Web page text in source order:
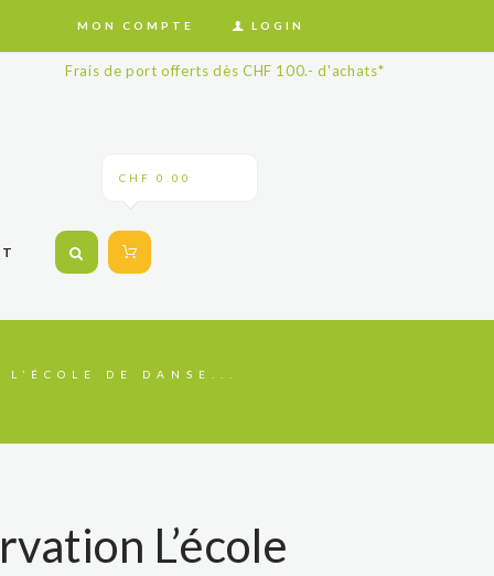
MON COMPTE LOGIN
Frais de port offerts dès CHF 100.- d'achats*
CHF 0.00
L’ÉCOLE DE DANSE...
L’école